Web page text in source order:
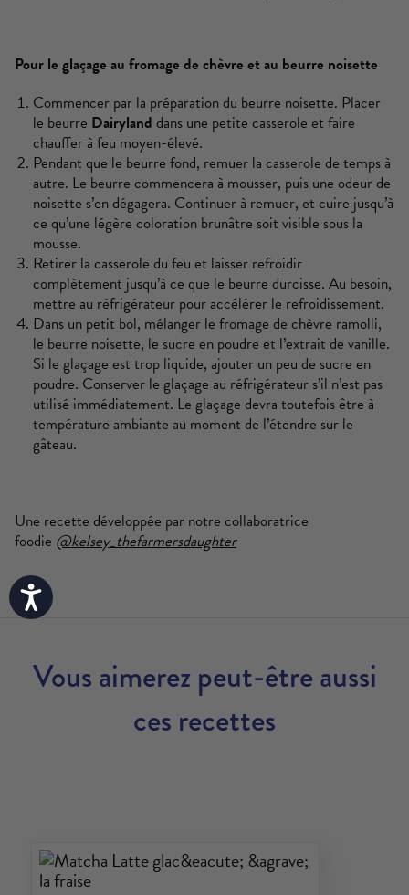
Accessibility
Pour le glaçage au fromage de chèvre et au beurre noisette
Commencer par la préparation du beurre noisette. Placer
le beurre Dairyland dans une petite casserole et faire
chauffer à feu moyen-élevé.
Pendant que le beurre fond, remuer la casserole de temps à
autre. Le beurre commencera à mousser, puis une odeur de
noisette s’en dégagera. Continuer à remuer, et cuire jusqu’à
ce qu’une légère coloration brunâtre soit visible sous la
mousse.
Retirer la casserole du feu et laisser refroidir
complètement jusqu’à ce que le beurre durcisse. Au besoin,
mettre au réfrigérateur pour accélérer le refroidissement.
Dans un petit bol, mélanger le fromage de chèvre ramolli,
le beurre noisette, le sucre en poudre et l’extrait de vanille.
Si le glaçage est trop liquide, ajouter un peu de sucre en
poudre. Conserver le glaçage au réfrigérateur s’il n’est pas
utilisé immédiatement. Le glaçage devra toutefois être à
température ambiante au moment de l’étendre sur le
gâteau.
Une recette développée par notre collaboratrice
foodie @kelsey_thefarmersdaughter
Vous aimerez peut-être aussi
ces recettes